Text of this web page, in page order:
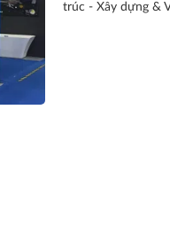
trúc - Xây dựng &